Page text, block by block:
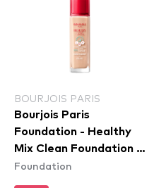
BOURJOIS PARIS
Bourjois Paris
Foundation - Healthy
Mix Clean Foundation -
50C Rose Ivory
Foundation